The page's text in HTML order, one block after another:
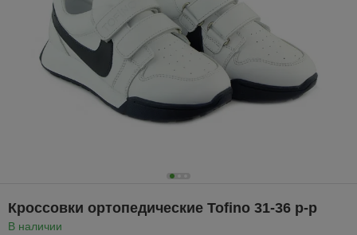
Кроссовки ортопедические Tofino 31-36 р-р
В наличии